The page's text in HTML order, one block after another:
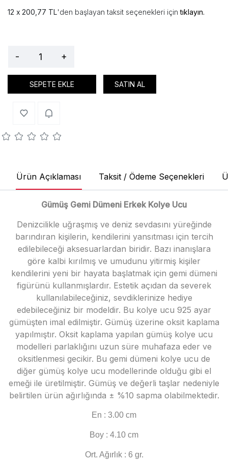
200,77 TL'den başlayan taksit seçenekleri içintıklayın.
- +
SEPETE EKLE SATIN AL
Ürün Açıklaması Taksit / Ödeme Seçenekleri
Gümüş Gemi Dümeni Erkek Kolye Ucu
Denizcilikle uğraşmış ve deniz sevdasını yüreğinde
barındıran kişilerin, kendilerini yansıtması için tercih
edilebileceği aksesuarlardan biridir. Bazı inanışlara
göre kalbi kırılmış ve umudunu yitirmiş kişiler
kendilerini yeni bir hayata başlatmak için gemi dümeni
figürünü kullanmışlardır. Estetik açıdan da severek
kullanılabileceğiniz, sevdiklerinize hediye
edebileceğiniz bir modeldir. Bu kolye ucu 925 ayar
gümüşten imal edilmiştir. Gümüş üzerine oksit kaplama
yapılmıştır. Oksit kaplama yapılan gümüş kolye ucu
modelleri parlaklığını uzun süre muhafaza eder ve
oksitlenmesi gecikir. Bu gemi dümeni kolye ucu de
diğer gümüş kolye ucu modellerinde olduğu gibi el
emeği ile üretilmiştir. Gümüş ve değerli taşlar nedeniyle
belirtilen ürün ağırlığında ± %10 sapma olabilmektedir.
En : 3.00 cm
Boy : 4.10 cm
Ort. Ağırlık : 6 gr.